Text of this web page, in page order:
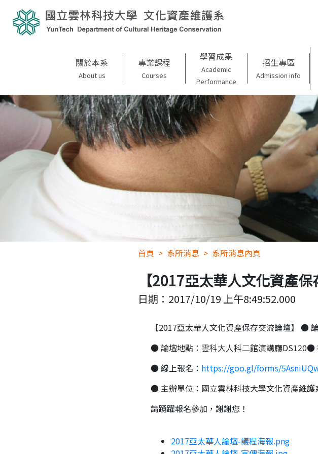
關於本系
About us
專業課程
Courses
學習成果
Academic
Performance
招生專區
Admission info
首頁 系所消息 系所消息內頁
【2017亞太華人文化資產保
日期： 2017/10/19 上午8:49:52.000
【2017亞太華人文化資產保存交流論壇】 ●
● 論壇地點：雲科大人科二館演講廳DS120●
● 線上報名： https://goo.gl/forms/
● 主辦單位：國立雲林科技大學文化資產維護
請踴躍報名參加，謝謝您！
2017亞太華人論壇-議程海報.png